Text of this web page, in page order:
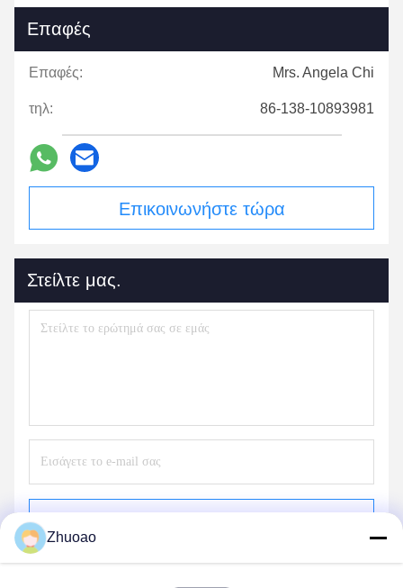
Επαφές
Επαφές: Mrs. Angela Chi
τηλ: 86-138-10893981
Επικοινωνήστε τώρα
Στείλτε μας.
Zhuoao